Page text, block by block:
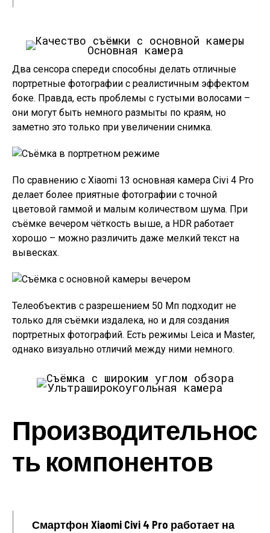
Основная камера
Два сенсора спереди способны делать отличные
портретные фотографии с реалистичным эффектом
боке. Правда, есть проблемы с густыми волосами –
они могут быть немного размыты по краям, но
заметно это только при увеличении снимка.
По сравнению с Xiaomi 13 основная камера Civi 4 Pro
делает более приятные фотографии с точной
цветовой гаммой и малым количеством шума. При
съёмке вечером чёткость выше, а HDR работает
хорошо – можно различить даже мелкий текст на
вывесках.
Телеобъектив с разрешением 50 Мп подходит не
только для съёмки издалека, но и для создания
портретных фотографий. Есть режимы Leica и Master,
однако визуально отличий между ними немного.
Ультраширокоугольная камера
Производительнос
ть компонентов
Смартфон Xiaomi Civi 4 Pro работает на